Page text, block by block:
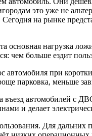
это уже не
на рынке
основная нагрузка
больше ездит
при
парковка, меньше
автомобилей с
и делает
Для дальних